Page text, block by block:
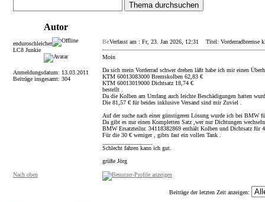
Autor
enduroschleicher
LC8 Junkie
Anmeldungsdatum: 13.03.2011
Beiträge insgesamt: 304
Verfasst am : Fr, 23. Jan 2026, 12:31 Titel: Vorderradbremse
Moin
Da sich mein Vorderrad schwer drehen läßt habe ich mir einen
KTM 60013083000 Bremskolben 62,83 €
KTM 60013019000 Dichtsatz 18,74 €
bestellt .
Da die Kolben am Umfang auch leichte Beschädigungen hatten
Die 81,57 € für beides inklusive Versand sind mir Zuviel .
Auf der suche nach einer günstigeren Lösung wurde ich bei BMW
Da gibt es nur einen Kompletten Satz ,wer nur Dichtungen
BMW Ersatzteilnr. 34118382869 enthält Kolben und Dichtsatz für
Für die 30 € weniger , gibts fast ein vollen Tank .
Schlecht fahren kann ich gut.
grüße Jörg
Nach oben
Beiträge der letzten Zeit anzeigen: